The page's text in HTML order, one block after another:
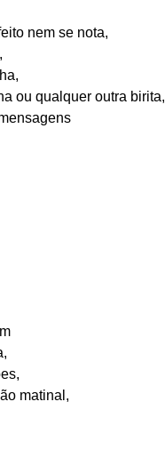
nem se nota,
ou qualquer outra birita,
matinal,